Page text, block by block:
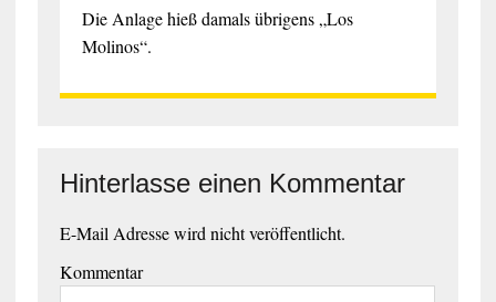
Die Anlage hieß damals übrigens „Los
Molinos“.
Hinterlasse einen Kommentar
E-Mail Adresse wird nicht veröffentlicht.
Kommentar